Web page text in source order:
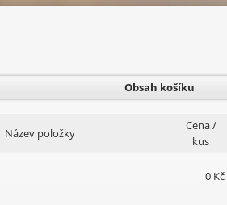
Obsah košíku
Název položky
Cena /
kus
0 Kč